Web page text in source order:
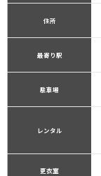
住所
最寄り駅
駐車場
レンタル
更衣室